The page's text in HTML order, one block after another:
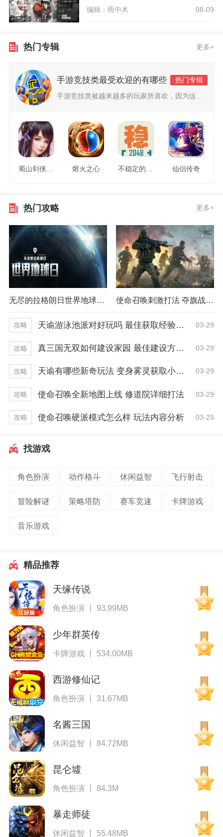
编辑：雨中木 08-09
热门专辑 更多+
手游竞技类最受欢迎的有哪些
热门专辑
手游竞技类被越来越多的玩家所喜欢，因为这...
蜀山剑侠情缘 熔火之心 仙侣传奇
热门攻略 更多+
无尽的拉格朗日世界地球日活动 早已开启一周！
攻略 天谕游泳池派对好玩吗 最佳获取经验技巧 03-29
攻略 真三国无双如何建设家园 最佳建设方式推荐 03-29
攻略 天谕有哪些新奇玩法 变身雾灵获取小技巧 03-29
攻略 使命召唤全新地图上线 修道院详细打法 03-29
攻略 使命召唤硬派模式怎么样 玩法内容分析 03-29
找游戏
角色扮演 动作格斗 休闲益智 飞行射击
冒险解谜 策略塔防 赛车竞速 卡牌游戏
音乐游戏
精品推荐
天缘传说
角色扮演 丨 93.99MB
少年群英传
卡牌游戏 丨 534.00MB
西游修仙记
角色扮演 丨 31.67MB
名酱三国
休闲益智 丨 84.72MB
昆仑墟
角色扮演 丨 84.3M
暴走师徒
休闲益智 丨 55.48MB